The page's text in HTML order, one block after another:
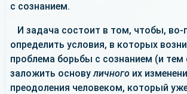
с сознанием.
И задача состоит в том, чтобы, во-
определить условия, в которых
проблема борьбы с сознанием (и
заложить основуличного их
преодоления человеком, который